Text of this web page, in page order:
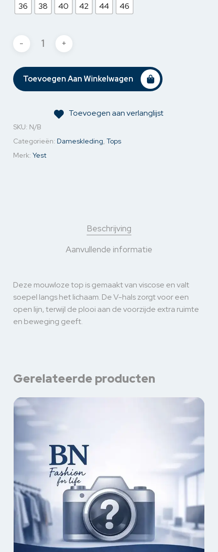
36
38 40 42 44 46
Toevoegen Aan Winkelwagen
Toevoegen aan verlanglijst
SKU: N/B
Categorieën: Dameskleding, Tops
Merk: Yest
Beschrijving
Aanvullende informatie
Deze mouwloze top is gemaakt van viscose en valt
soepel langs het lichaam. De V-hals zorgt voor een
open lijn, terwijl de plooi aan de voorzijde extra ruimte
en beweging geeft.
Gerelateerde producten